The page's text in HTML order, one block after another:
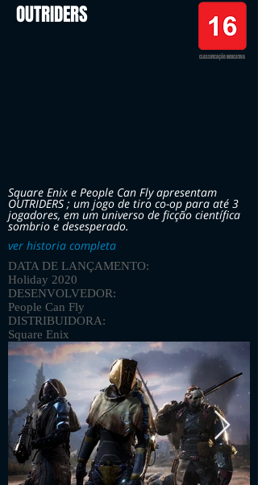
OUTRIDERS
CLASSIFICAÇÃO INDICATIVA
Square Enix e People Can Fly apresentam
OUTRIDERS ; um jogo de tiro co-op para até 3
jogadores, em um universo de ficção científica
sombrio e desesperado.
ver historia completa
DATA DE LANÇAMENTO:
Holiday 2020
DESENVOLVEDOR:
People Can Fly
DISTRIBUIDORA:
Square Enix